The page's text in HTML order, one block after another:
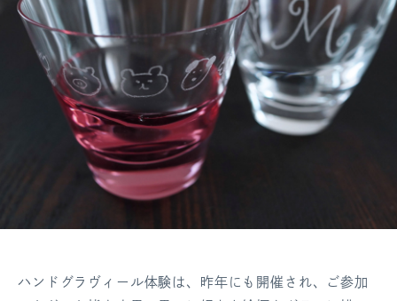
ハンドグラヴィール体験は、昨年にも開催され、ご参加